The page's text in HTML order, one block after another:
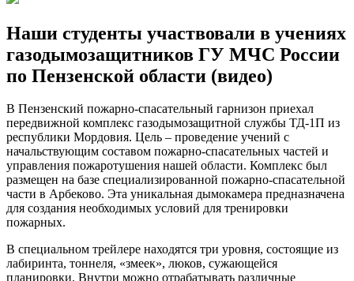
Наши студенты участвовали в учениях
газодымозащитников ГУ МЧС России
по Пензенской области (видео)
В Пензенский пожарно-спасательный гарнизон приехал
передвижной комплекс газодымозащитной службы ТД-1П из
республики Мордовия. Цель – проведение учений с
начальствующим составом пожарно-спасательных частей и
управления пожаротушения нашей области. Комплекс был
размещен на базе специализированной пожарно-спасательной
части в Арбеково. Эта уникальная дымокамера предназначена
для создания необходимых условий для тренировки
пожарных.
В специальном трейлере находятся три уровня, состоящие из
лабиринта, тоннеля, «змеек», люков, сужающейся
планировки. Внутри можно отрабатывать различные